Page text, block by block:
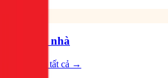
Sửa nhà
Xem tất cả →